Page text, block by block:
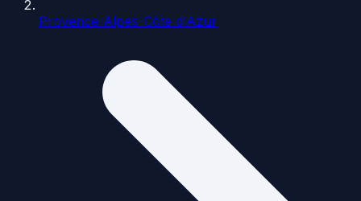
Provence-Alpes-Côte d'Azur